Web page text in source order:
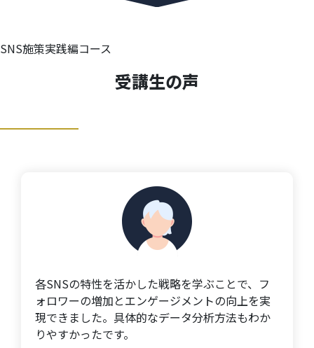
SNS施策実践編コース
受講生の声
各SNSの特性を活かした戦略を学ぶことで、フ
ォロワーの増加とエンゲージメントの向上を実
現できました。具体的なデータ分析方法もわか
りやすかったです。